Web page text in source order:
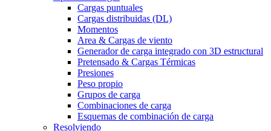
Cargas puntuales
Cargas distribuidas (DL)
Momentos
Area & Cargas de viento
Generador de carga integrado con 3D estructural
Pretensado & Cargas Térmicas
Presiones
Peso propio
Grupos de carga
Combinaciones de carga
Esquemas de combinación de carga
Resolviendo